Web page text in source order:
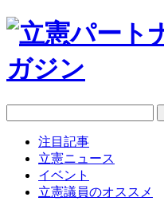
注目記事
立憲ニュース
イベント
立憲議員のオススメ